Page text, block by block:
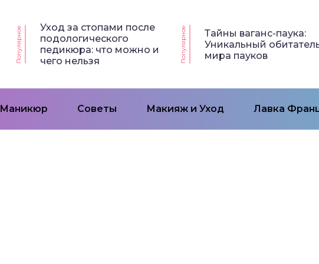
Популярное
Уход за стопами после
подологического
педикюра: что можно и
чего нельзя
Популярное
Тайны ваганс-паука:
Уникальный
мира пауков
Маникюр Советы Макияж и Уход Лавка